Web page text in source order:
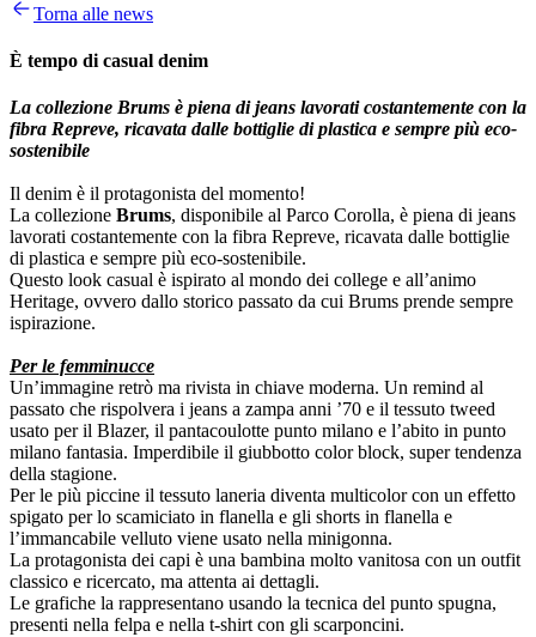
Torna alle news
È tempo di casual denim
La collezione Brums è piena di jeans lavorati costantemente con la
fibra Repreve, ricavata dalle bottiglie di plastica e sempre più eco-
sostenibile
Il denim è il protagonista del momento!
La collezione Brums, disponibile al Parco Corolla, è piena di jeans
lavorati costantemente con la fibra Repreve, ricavata dalle bottiglie
di plastica e sempre più eco-sostenibile.
Questo look casual è ispirato al mondo dei college e all’animo
Heritage, ovvero dallo storico passato da cui Brums prende sempre
ispirazione.
Per le femminucce
Un’immagine retrò ma rivista in chiave moderna. Un remind al
passato che rispolvera i jeans a zampa anni ’70 e il tessuto tweed
usato per il Blazer, il pantacoulotte punto milano e l’abito in punto
milano fantasia. Imperdibile il giubbotto color block, super tendenza
della stagione.
Per le più piccine il tessuto laneria diventa multicolor con un effetto
spigato per lo scamiciato in flanella e gli shorts in flanella e
l’immancabile velluto viene usato nella minigonna.
La protagonista dei capi è una bambina molto vanitosa con un outfit
classico e ricercato, ma attenta ai dettagli.
Le grafiche la rappresentano usando la tecnica del punto spugna,
presenti nella felpa e nella t-shirt con gli scarponcini.